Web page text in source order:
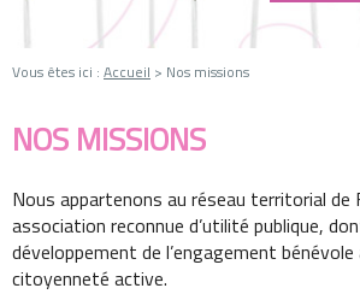
Vous êtes ici : Accueil > Nos missions
NOS MISSIONS
Nous appartenons au réseau territorial de
association reconnue d’utilité publique,
développement de l’engagement
citoyenneté active.